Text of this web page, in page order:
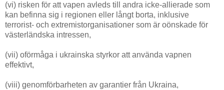
(vi) risken för att vapen avleds till andra icke-allierade som
kan befinna sig i regionen eller långt borta, inklusive
terrorist- och extremistorganisationer som är oönskade för
västerländska intressen,
(vii) oförmåga i ukrainska styrkor att använda vapnen
effektivt,
(viii) genomförbarheten av garantier från Ukraina,